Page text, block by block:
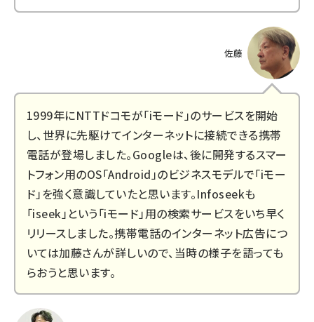
佐藤
1999年にNTTドコモが「iモード」のサービスを開始
し、世界に先駆けてインターネットに接続できる携帯
電話が登場しました。Googleは、後に開発するスマー
トフォン用のOS「Android」のビジネスモデルで「iモー
ド」を強く意識していたと思います。Infoseekも
「iseek」という「iモード」用の検索サービスをいち早く
リリースしました。携帯電話のインターネット広告につ
いては加藤さんが詳しいので、当時の様子を語っても
らおうと思います。